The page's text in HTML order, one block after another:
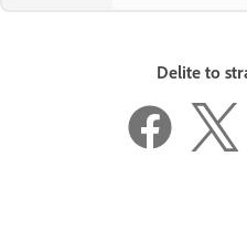
Delite to